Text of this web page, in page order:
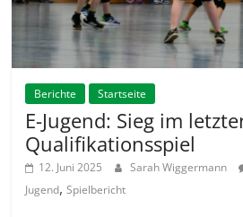
Berichte Startseite
E-Jugend: Sieg im
Qualifikationsspiel
12. Juni 2025 Sarah Wiggermann
Jugend,Spielbericht